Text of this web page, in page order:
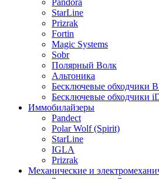
Pandora
StarLine
Prizrak
Fortin
Magic Systems
Sobr
Полярный Волк
Альтоника
Бесключевые обходчики
Бесключевые обходчики
Иммобилайзеры
Pandect
Polar Wolf (Spirit)
StarLine
IGLA
Prizrak
Механические и